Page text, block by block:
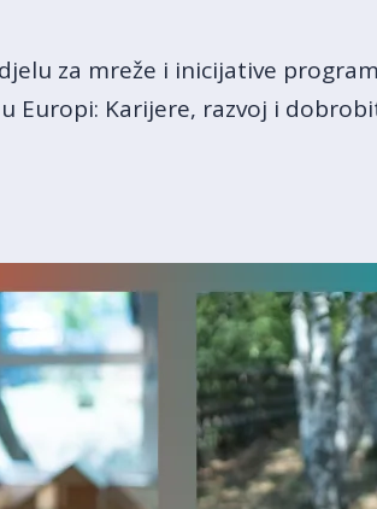
za mreže i inicijative
Europi: Karijere, razvoj i